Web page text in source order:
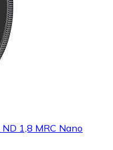
1,8 MRC Nano